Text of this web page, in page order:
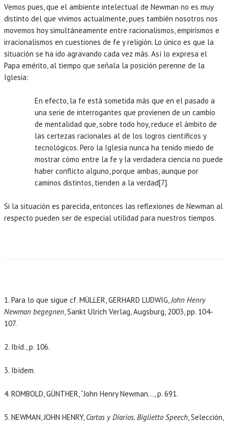
Vemos pues, que el ambiente intelectual de Newman no es muy
distinto del que vivimos actualmente, pues también nosotros nos
movemos hoy simultáneamente entre racionalismos, empirismos e
irracionalismos en cuestiones de fe y religión. Lo único es que la
situación se ha ido agravando cada vez más. Así lo expresa el
Papa emérito, al tiempo que señala la posición perenne de la
Iglesia:
En efecto, la fe está sometida más que en el pasado a
una serie de interrogantes que provienen de un cambio
de mentalidad que, sobre todo hoy, reduce el ámbito de
las certezas racionales al de los logros científicos y
tecnológicos. Pero la Iglesia nunca ha tenido miedo de
mostrar cómo entre la fe y la verdadera ciencia no puede
haber conflicto alguno, porque ambas, aunque por
caminos distintos, tienden a la verdad[7].
Si la situación es parecida, entonces las reflexiones de Newman al
respecto pueden ser de especial utilidad para nuestros tiempos.
1. Para lo que sigue cf. MÜLLER, GERHARD LUDWIG,John Henry
Newman begegnen, Sankt Ulrich Verlag, Augsburg, 2003, pp. 104-
107.
2. Ibíd., p. 106.
3. Ibídem.
4. ROMBOLD, GÜNTHER, “John Henry Newman…, p. 691.
5. NEWMAN, JOHN HENRY, Cartas y Diarios. Biglietto Speech, Selección,